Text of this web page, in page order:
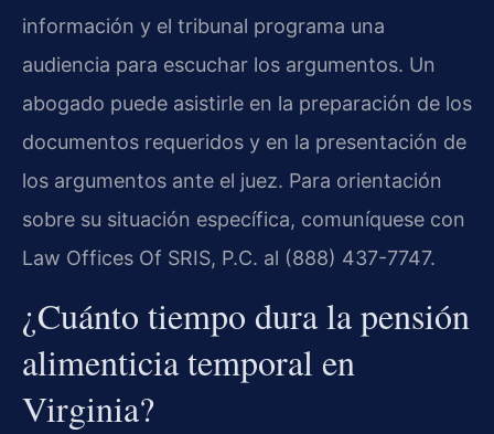
información y el tribunal programa una
audiencia para escuchar los argumentos. Un
abogado puede asistirle en la preparación de los
documentos requeridos y en la presentación de
los argumentos ante el juez. Para orientación
sobre su situación específica, comuníquese con
Law Offices Of SRIS, P.C. al (888) 437-7747.
¿Cuánto tiempo dura la pensión
alimenticia temporal en
Virginia?